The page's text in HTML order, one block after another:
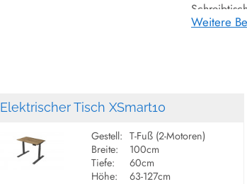
Belastbarkeit
Weitere
Elektrischer Tisch XSmart10
Gestell: T-Fuß (2-Motoren)
Breite:
100cm
Tiefe:
60cm
Höhe:
63-127cm